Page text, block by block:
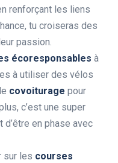
renforçant les liens
tu croiseras des
passion.
écoresponsables à
à utiliser des vélos
covoiturage pour
c’est une super
en phase avec
sur les courses